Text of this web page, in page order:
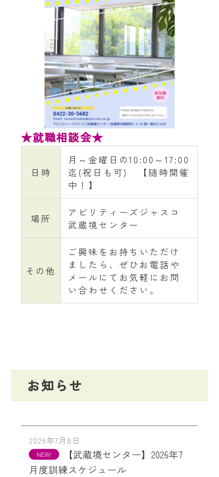
★就職相談会★
日時
月～金曜日の10:00～17:00
迄(祝日も可) 【随時開催
中！】
場所
アビリティーズジャスコ
武蔵境センター
その他
ご興味をお持ちいただけ
ましたら、ぜひお電話や
メールにてお気軽にお問
い合わせください。
お知らせ
2026年7月8日
【武蔵境センター】2026年7
月度訓練スケジュール